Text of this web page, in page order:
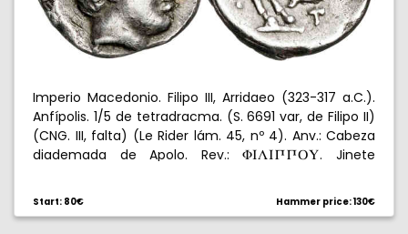
Imperio Macedonio. Filipo III, Arridaeo (323-317 a.C.).
Anfípolis. 1/5 de tetradracma. (S. 6691 var, de Filipo II)
(CNG. III, falta) (Le Rider lám. 45, nº 4). Anv.: Cabeza
diademada de Apolo. Rev.:FILIRRPY. Jinete
bajo Antípatro o Poliperconte. 2,47 g. MBC+.
Start: 80€ Hammer price: 130€